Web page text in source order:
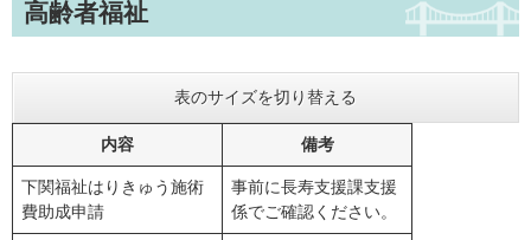
高齢者福祉
表のサイズを切り替える
内容 備考
下関福祉はりきゅう施術
費助成申請
事前に長寿支援課支援
係でご確認ください。